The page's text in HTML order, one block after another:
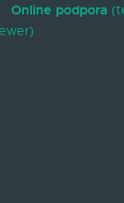
Online podpora